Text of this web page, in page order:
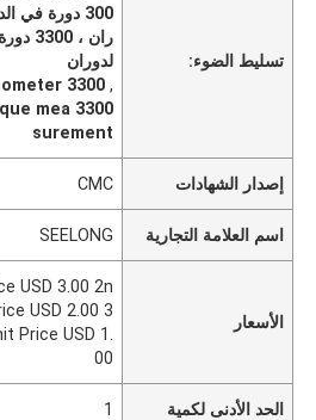
تسليط الضوء:
300 دورة في
ران
لدوران
,
3300 rpm Torque Dynamometer
mea
surement
إصدار الشهادات CMC
اسم العلامة التجارية SEELONG
الأسعار
USD 3.00 2n
USD 2.00 3
Price USD 1.
00
الحد الأدنى لكمية 1